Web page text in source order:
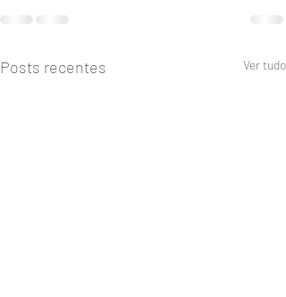
Posts recentes Ver tudo